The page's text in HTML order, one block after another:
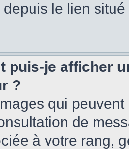
le lien
puis-je afficher
?
qui
de
à votre rang,